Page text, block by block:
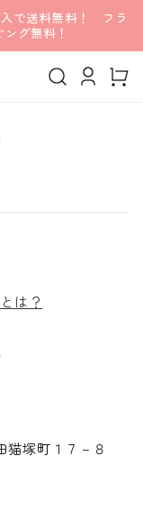
で送料無料！ フラ
グ無料！
グ
イ
カ
ー
は？
塚町１７－８